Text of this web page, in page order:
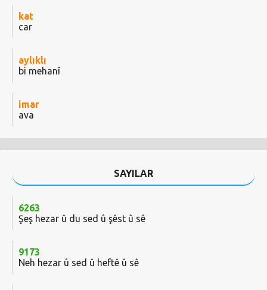
kat
car
aylıklı
bi mehanî
imar
ava
SAYILAR
6263
Şeş hezar û du sed û şêst û sê
9173
Neh hezar û sed û heftê û sê